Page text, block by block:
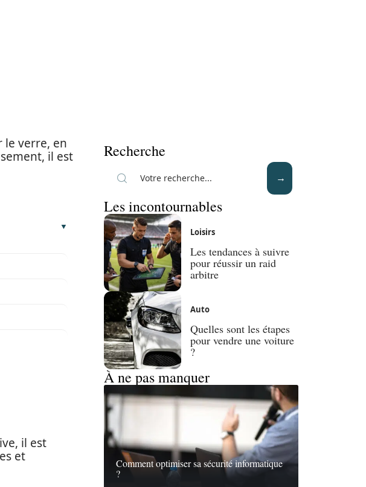
le verre, en
il est
il est
et
Recherche
Les incontournables
Loisirs
Les tendances à suivre
pour réussir un raid
arbitre
Auto
Quelles sont les étapes
pour vendre une voiture
?
À ne pas manquer
Comment optimiser sa sécurité informatique
?